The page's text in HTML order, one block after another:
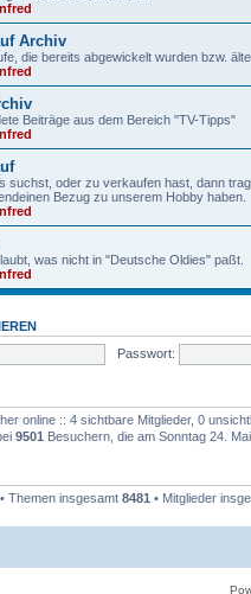
Archiv
die bereits abgewickelt wurden bzw.
Beiträge aus dem Bereich "TV-Tipps"
suchst, oder zu verkaufen hast, dann
Bezug zu unserem Hobby haben.
was nicht in "Deutsche Oldies" paßt.
Passwort:
online :: 4 sichtbare Mitglieder, 0
9501 Besuchern, die am Sonntag 24.
• Themen insgesamt 8481 • Mitglieder